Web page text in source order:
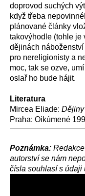
doprovod suchých
když třeba
plánované články
takovýhodle (tohle je
dějinách
pro nereligionisty a
moc, tak se ozve,
oslař ho bude hájit.
Literatura
Mircea Eliade:
Praha: Oikúmené
Poznámka:
autorství se nám
čísla souhlasí s údaji